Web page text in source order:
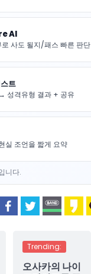
AI
로 사도 될지/패스 빠른 판단
트
성격유형 결과 + 공유
실 조언을 짧게 요약
니다.
Trending:
오사카의 나이